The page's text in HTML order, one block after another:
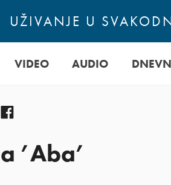
UŽIVANJE U
VIDEO AUDIO
’Aba’